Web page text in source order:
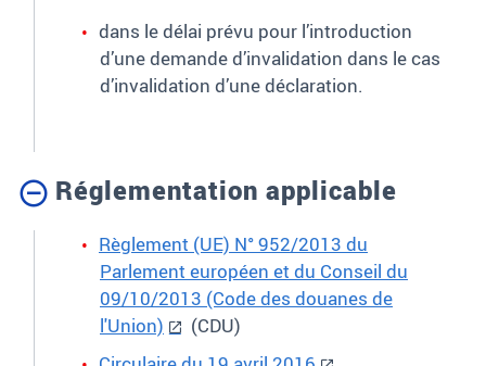
dans le délai prévu pour l’introduction
d’une demande d’invalidation dans le cas
d’invalidation d’une déclaration.
Réglementation applicable
Règlement (UE) N° 952/2013 du
Parlement européen et du Conseil du
09/10/2013 (Code des douanes de
l'Union)
(CDU)